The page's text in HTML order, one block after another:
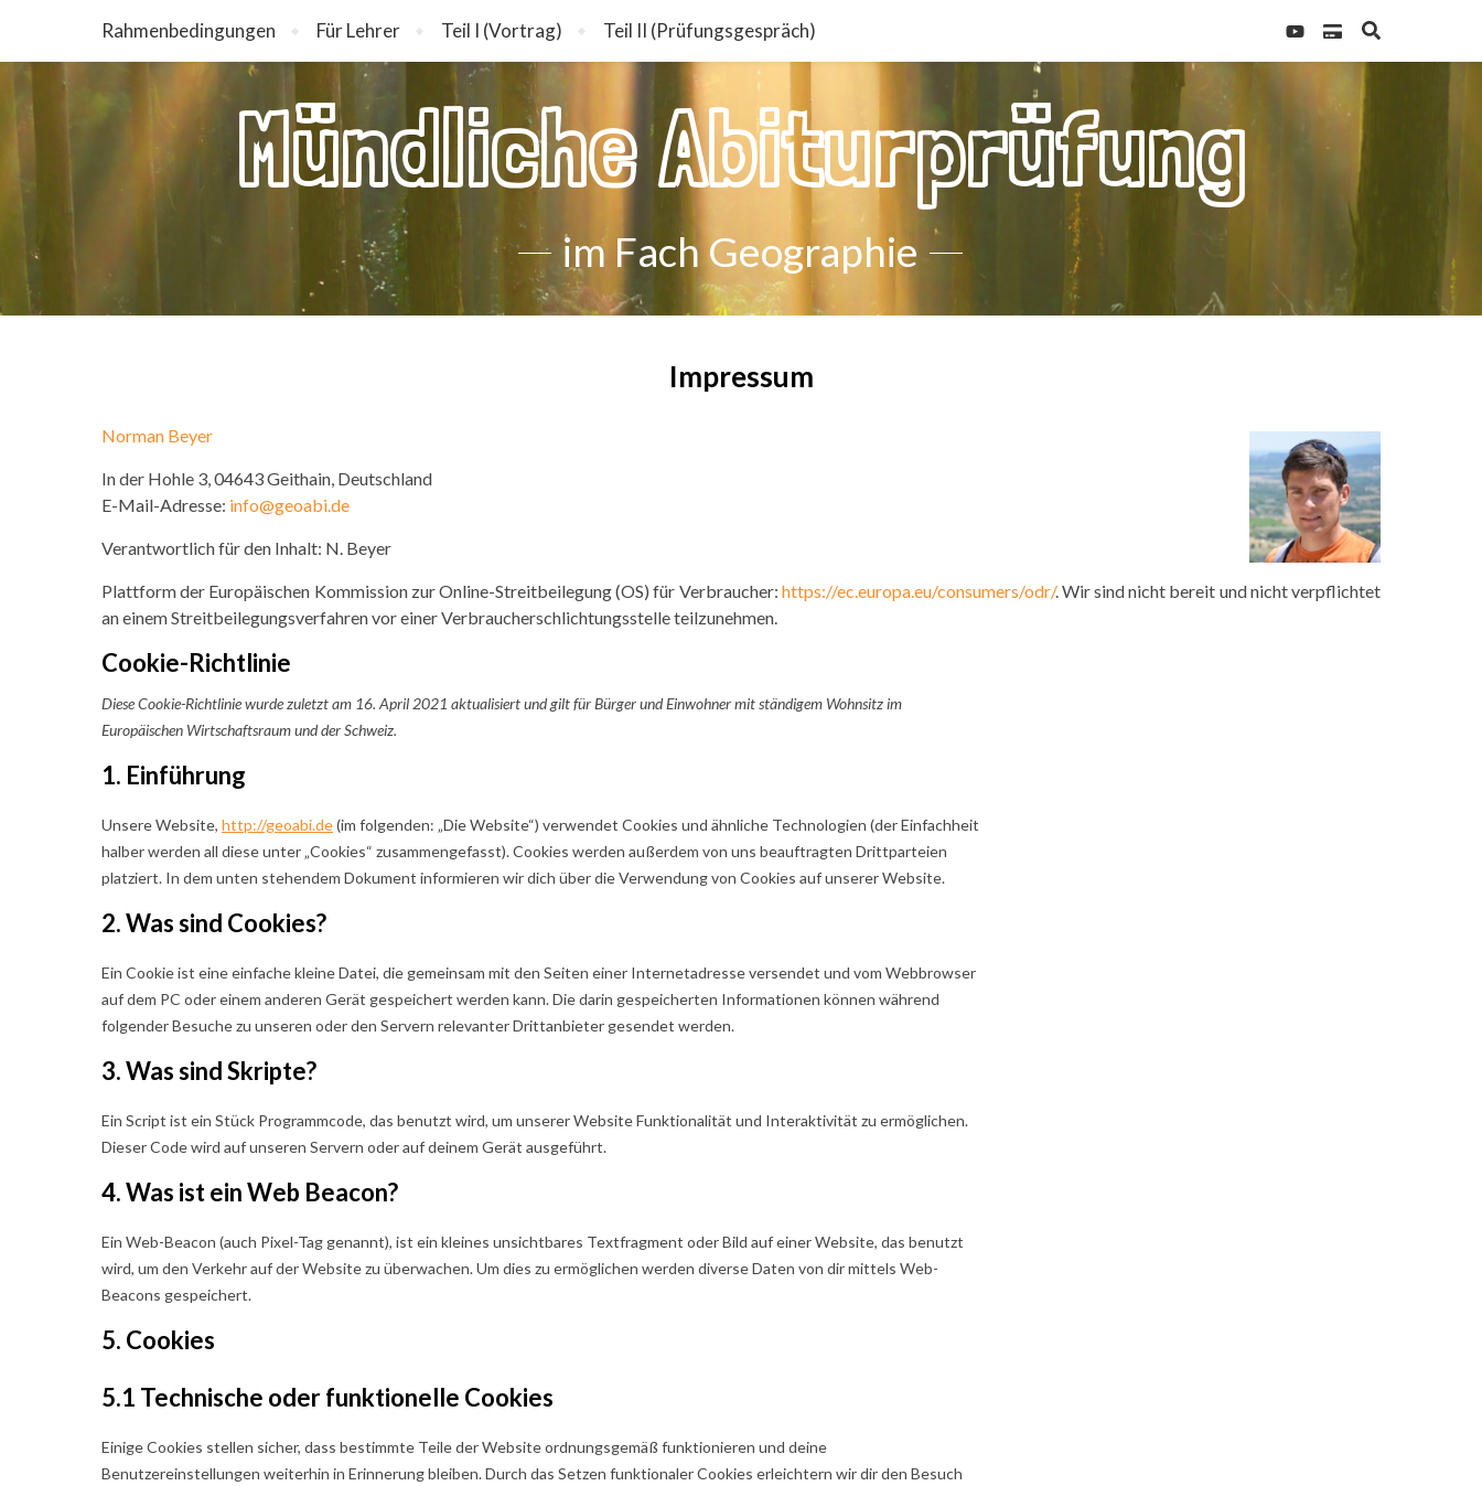
Rahmenbedingungen Für Lehrer Teil I (Vortrag) Teil II (Prüfungsgespräch)
Mündliche Abiturprüfung
im Fach Geographie
Impressum
Norman Beyer
In der Hohle 3, 04643 Geithain, Deutschland
E-Mail-Adresse: info@geoabi.de
Verantwortlich für den Inhalt: N. Beyer
Plattform der Europäischen Kommission zur Online-Streitbeilegung (OS) für Verbraucher: https://ec.europa.eu/consumers/odr/. Wir sind nicht bereit und nicht verpflichtet
an einem Streitbeilegungsverfahren vor einer Verbraucherschlichtungsstelle teilzunehmen.
Cookie-Richtlinie
Diese Cookie-Richtlinie wurde zuletzt am 16. April 2021 aktualisiert und gilt für Bürger und Einwohner mit ständigem Wohnsitz im
Europäischen Wirtschaftsraum und der Schweiz.
1. Einführung
Unsere Website, http://geoabi.de(im folgenden: „Die Website“) verwendet Cookies und ähnliche Technologien (der Einfachheit
halber werden all diese unter „Cookies“ zusammengefasst). Cookies werden außerdem von uns beauftragten Drittparteien
platziert. In dem unten stehendem Dokument informieren wir dich über die Verwendung von Cookies auf unserer Website.
2. Was sind Cookies?
Ein Cookie ist eine einfache kleine Datei, die gemeinsam mit den Seiten einer Internetadresse versendet und vom Webbrowser
auf dem PC oder einem anderen Gerät gespeichert werden kann. Die darin gespeicherten Informationen können während
folgender Besuche zu unseren oder den Servern relevanter Drittanbieter gesendet werden.
3. Was sind Skripte?
Ein Script ist ein Stück Programmcode, das benutzt wird, um unserer Website Funktionalität und Interaktivität zu ermöglichen.
Dieser Code wird auf unseren Servern oder auf deinem Gerät ausgeführt.
4. Was ist ein Web Beacon?
Ein Web-Beacon (auch Pixel-Tag genannt), ist ein kleines unsichtbares Textfragment oder Bild auf einer Website, das benutzt
wird, um den Verkehr auf der Website zu überwachen. Um dies zu ermöglichen werden diverse Daten von dir mittels Web-
Beacons gespeichert.
5. Cookies
5.1 Technische oder funktionelle Cookies
Einige Cookies stellen sicher, dass bestimmte Teile der Website ordnungsgemäß funktionieren und deine
Benutzereinstellungen weiterhin in Erinnerung bleiben. Durch das Setzen funktionaler Cookies erleichtern wir dir den Besuch